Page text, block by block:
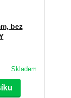
bez
Skladem